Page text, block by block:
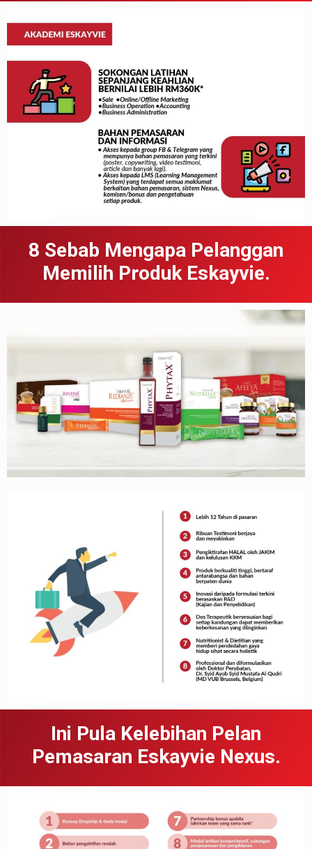
8 Sebab Mengapa Pelanggan
Memilih Produk Eskayvie.
Ini Pula Kelebihan Pelan
Pemasaran Eskayvie Nexus.